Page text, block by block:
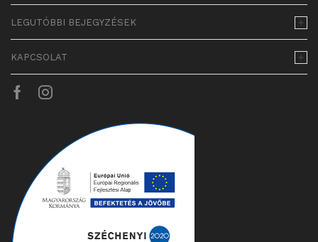
LEGUTÓBBI BEJEGYZÉSEK
KAPCSOLAT
FacebookInstagram